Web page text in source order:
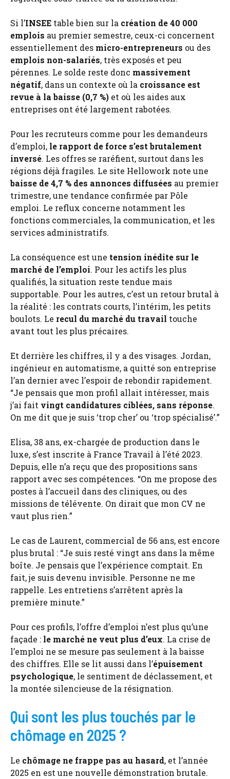
Si l’INSEE table bien sur la création de 40 000
emplois au premier semestre, ceux-ci concernent
essentiellement des micro-entrepreneurs ou des
emplois non-salariés, très exposés et peu
pérennes. Le solde reste donc massivement
négatif, dans un contexte où la croissance est
revue à la baisse (0,7 %) et où les aides aux
entreprises ont été largement rabotées.
Pour les recruteurs comme pour les demandeurs
d’emploi, le rapport de force s’est brutalement
inversé. Les offres se raréfient, surtout dans les
régions déjà fragiles. Le site Hellowork note une
baisse de 4,7 % des annonces diffusées au premier
trimestre, une tendance confirmée par Pôle
emploi. Le reflux concerne notamment les
fonctions commerciales, la communication, et les
services administratifs.
La conséquence est une tension inédite sur le
marché de l’emploi. Pour les actifs les plus
qualifiés, la situation reste tendue mais
supportable. Pour les autres, c’est un retour brutal à
la réalité : les contrats courts, l’intérim, les petits
boulots. Le recul du marché du travail touche
avant tout les plus précaires.
Et derrière les chiffres, il y a des visages. Jordan,
ingénieur en automatisme, a quitté son entreprise
l’an dernier avec l’espoir de rebondir rapidement.
“Je pensais que mon profil allait intéresser, mais
j’ai fait vingt candidatures ciblées, sans réponse.
On me dit que je suis ‘trop cher’ ou ‘trop spécialisé’.”
Elisa, 38 ans, ex-chargée de production dans le
luxe, s’est inscrite à France Travail à l’été 2023.
Depuis, elle n’a reçu que des propositions sans
rapport avec ses compétences. “On me propose des
postes à l’accueil dans des cliniques, ou des
missions de télévente. On dirait que mon CV ne
vaut plus rien.”
Le cas de Laurent, commercial de 56 ans, est encore
plus brutal : “Je suis resté vingt ans dans la même
boîte. Je pensais que l’expérience comptait. En
fait, je suis devenu invisible. Personne ne me
rappelle. Les entretiens s’arrêtent après la
première minute.”
Pour ces profils, l’offre d’emploi n’est plus qu’une
façade : le marché ne veut plus d’eux. La crise de
l’emploi ne se mesure pas seulement à la baisse
des chiffres. Elle se lit aussi dans l’épuisement
psychologique, le sentiment de déclassement, et
la montée silencieuse de la résignation.
Qui sont les plus touchés par le
chômage en 2025 ?
Le chômage ne frappe pas au hasard, et l’année
2025 en est une nouvelle démonstration brutale.